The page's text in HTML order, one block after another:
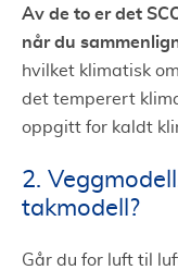
Av de to er det
når du
hvilket klimatisk
det temperert
oppgitt for kaldt
2.
takmodell?
Går du for luft til